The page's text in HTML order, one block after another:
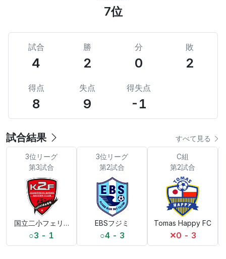
7位
試合
4
勝
2
分
0
敗
2
得点
8
失点
9
得失点
-1
試合結果 すべて見る
3位リーグ
第3試合
国立二小フェリシダージェ
○3 - 1
3位リーグ
第2試合
EBSフジミ
○4 - 3
C組
第2試合
Tomas Happy FC
✕0 - 3